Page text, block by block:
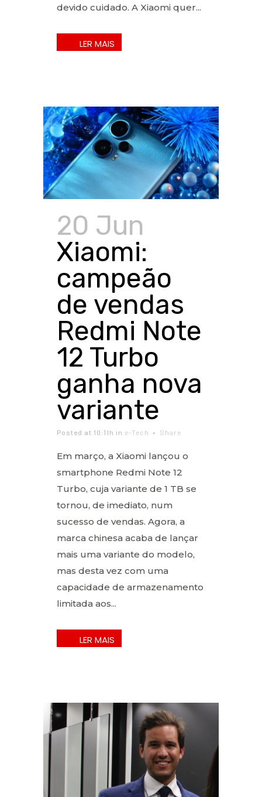
devido cuidado. A Xiaomi quer...
20 Jun
Xiaomi:
campeão
de vendas
Redmi Note
12 Turbo
ganha nova
variante
Posted at 10:11h in e-Tech Share
Em março, a Xiaomi lançou o
smartphone Redmi Note 12
Turbo, cuja variante de 1 TB se
tornou, de imediato, num
sucesso de vendas. Agora, a
marca chinesa acaba de lançar
mais uma variante do modelo,
mas desta vez com uma
capacidade de armazenamento
limitada aos...